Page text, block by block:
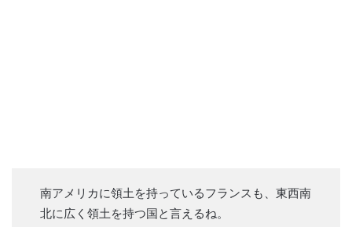
南アメリカに領土を持っているフランスも、東西南
北に広く領土を持つ国と言えるね。